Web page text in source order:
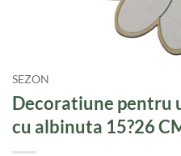
SEZON
Decoratiune pentru
cu albinuta 15?26